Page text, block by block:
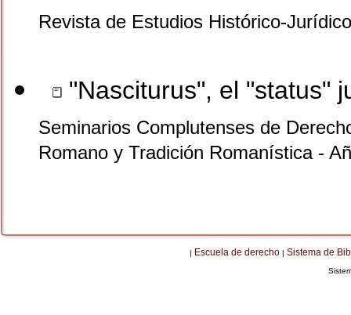
Revista de Estudios Histórico-
"Nasciturus", el "status"
Seminarios Complutenses de
Romano y Tradición Romanística -
| Escuela de derecho | Sistema de